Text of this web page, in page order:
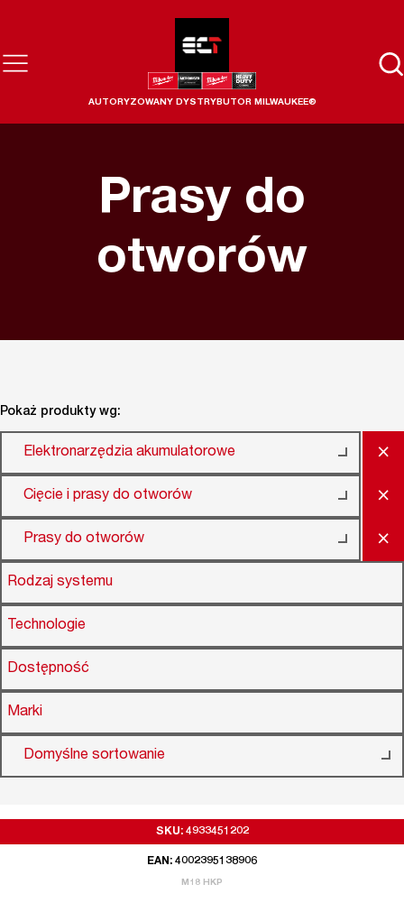
AUTORYZOWANY DYSTRYBUTOR MILWAUKEE®
Prasy do
otworów
Pokaż produkty wg:
Elektronarzędzia akumulatorowe ×
Cięcie i prasy do otworów ×
Prasy do otworów ×
Rodzaj systemu
Technologie
Dostępność
Marki
Domyślne sortowanie
SKU: 4933451202
EAN: 4002395138906
M18 HKP